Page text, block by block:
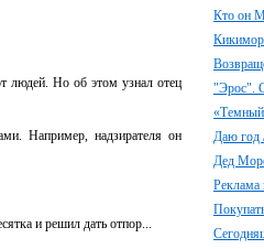
людей. Но об этом узнал отец
Например, надзирателя он
и решил дать отпор...
Кто он
"Эрос".
«Темный
Даю год
Дед
Реклама